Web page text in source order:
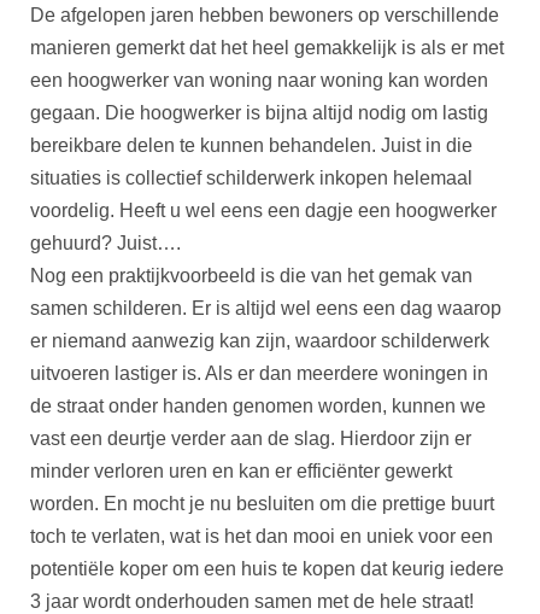
De afgelopen jaren hebben bewoners op verschillende
manieren gemerkt dat het heel gemakkelijk is als er met
een hoogwerker van woning naar woning kan worden
gegaan. Die hoogwerker is bijna altijd nodig om lastig
bereikbare delen te kunnen behandelen. Juist in die
situaties is collectief schilderwerk inkopen helemaal
voordelig. Heeft u wel eens een dagje een hoogwerker
gehuurd? Juist….
Nog een praktijkvoorbeeld is die van het gemak van
samen schilderen. Er is altijd wel eens een dag waarop
er niemand aanwezig kan zijn, waardoor schilderwerk
uitvoeren lastiger is. Als er dan meerdere woningen in
de straat onder handen genomen worden, kunnen we
vast een deurtje verder aan de slag. Hierdoor zijn er
minder verloren uren en kan er efficiënter gewerkt
worden. En mocht je nu besluiten om die prettige buurt
toch te verlaten, wat is het dan mooi en uniek voor een
potentiële koper om een huis te kopen dat keurig iedere
3 jaar wordt onderhouden samen met de hele straat!